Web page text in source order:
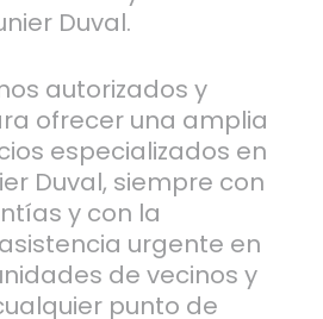
Duval.
autorizados y
ofrecer una amplia
especializados en
Duval, siempre con
y con la
urgente en
de vecinos y
punto de